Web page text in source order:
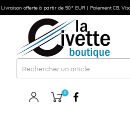
0
Livraison offerte à partir de 50* EUR | Paiement CB,